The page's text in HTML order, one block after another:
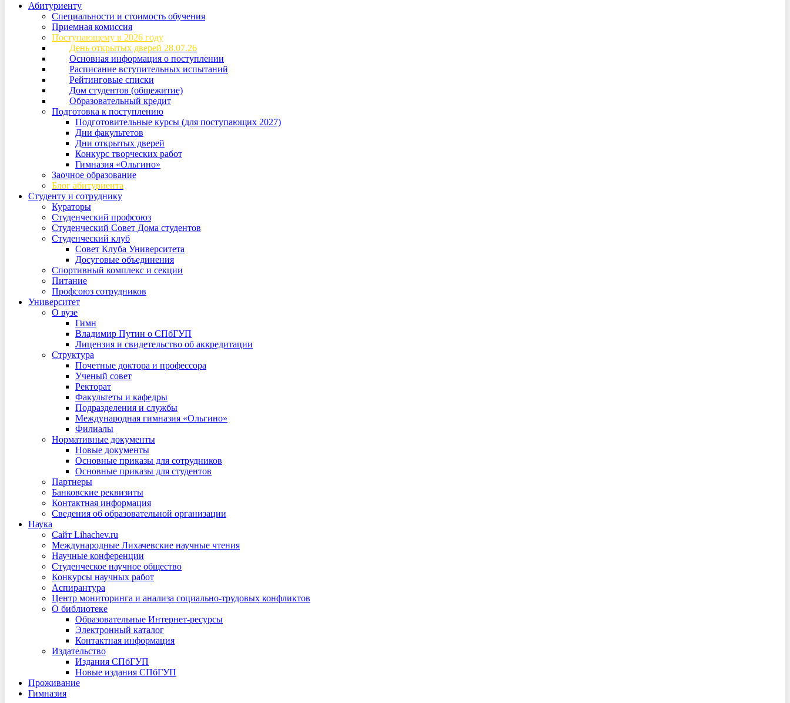
Абитуриенту
Специальности и стоимость обучения
Приемная комиссия
Поступающему в 2026 году
День открытых дверей 28.07.26
Основная информация о поступлении
Расписание вступительных испытаний
Рейтинговые списки
Дом студентов (общежитие)
Образовательный кредит
Подготовка к поступлению
Подготовительные курсы (для поступающих 2027)
Дни факультетов
Дни открытых дверей
Конкурс творческих работ
Гимназия «Ольгино»
Заочное образование
Блог абитуриента
Студенту и сотруднику
Кураторы
Студенческий профсоюз
Студенческий Совет Дома студентов
Студенческий клуб
Совет Клуба Университета
Досуговые объединения
Спортивный комплекс и секции
Питание
Профсоюз сотрудников
Университет
О вузе
Гимн
Владимир Путин о СПбГУП
Лицензия и свидетельство об аккредитации
Структура
Почетные доктора и профессора
Ученый совет
Ректорат
Факультеты и кафедры
Подразделения и службы
Международная гимназия «Ольгино»
Филиалы
Нормативные документы
Новые документы
Основные приказы для сотрудников
Основные приказы для студентов
Партнеры
Банковские реквизиты
Контактная информация
Сведения об образовательной организации
Наука
Сайт Lihachev.ru
Международные Лихачевские научные чтения
Научные конференции
Студенческое научное общество
Конкурсы научных работ
Аспирантура
Центр мониторинга и анализа социально-трудовых конфликтов
О библиотеке
Образовательные Интернет-ресурсы
Электронный каталог
Контактная информация
Издательство
Издания СПбГУП
Новые издания СПбГУП
Проживание
Гимназия